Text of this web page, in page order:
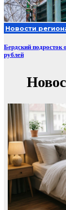
Новости
Бердский подросток
рублей